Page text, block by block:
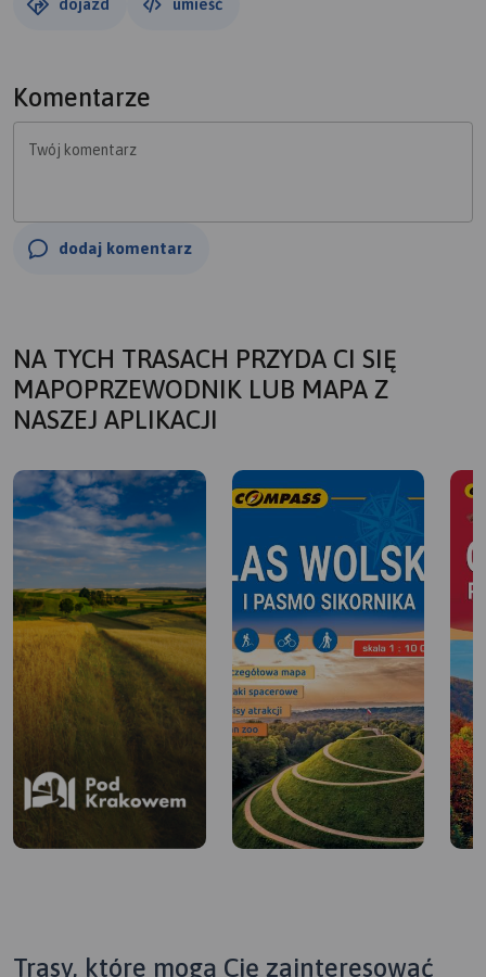
dojazd umieść
Komentarze
Twój komentarz
dodaj komentarz
NA TYCH TRASACH PRZYDA CI SIĘ
MAPOPRZEWODNIK LUB MAPA Z
NASZEJ APLIKACJI
Trasy, które mogą Cię zainteresować